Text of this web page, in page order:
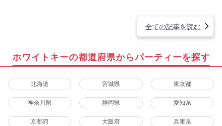
全ての記事を読む
ホワイトキーの都道府県からパーティーを探す
北海道 宮城県 東京都
神奈川県 静岡県 愛知県
京都府 大阪府 兵庫県